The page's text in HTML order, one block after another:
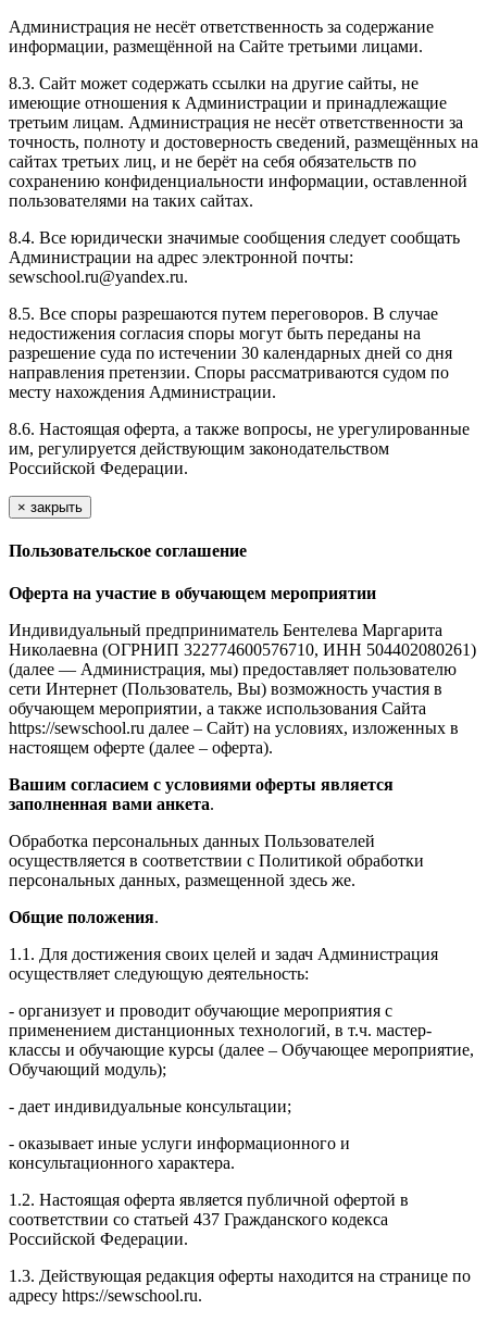
Администрация не несёт ответственность за содержание
информации, размещённой на Сайте третьими лицами.
8.3. Сайт может содержать ссылки на другие сайты, не
имеющие отношения к Администрации и принадлежащие
третьим лицам. Администрация не несёт ответственности за
точность, полноту и достоверность сведений, размещённых на
сайтах третьих лиц, и не берёт на себя обязательств по
сохранению конфиденциальности информации, оставленной
пользователями на таких сайтах.
8.4. Все юридически значимые сообщения следует сообщать
Администрации на адрес электронной почты:
sewschool.ru@yandex.ru.
8.5. Все споры разрешаются путем переговоров. В случае
недостижения согласия споры могут быть переданы на
разрешение суда по истечении 30 календарных дней со дня
направления претензии. Споры рассматриваются судом по
месту нахождения Администрации.
8.6. Настоящая оферта, а также вопросы, не урегулированные
им, регулируется действующим законодательством
Российской Федерации.
× закрыть
Пользовательское соглашение
Оферта на участие в обучающем мероприятии
Индивидуальный предприниматель Бентелева Маргарита
Николаевна (ОГРНИП 322774600576710, ИНН 504402080261)
(далее — Администрация, мы) предоставляет пользователю
сети Интернет (Пользователь, Вы) возможность участия в
обучающем мероприятии, а также использования Сайта
https://sewschool.ru далее – Сайт) на условиях, изложенных в
настоящем оферте (далее – оферта).
Вашим согласием с условиями оферты является
заполненная вами анкета.
Обработка персональных данных Пользователей
осуществляется в соответствии с Политикой обработки
персональных данных, размещенной здесь же.
Общие положения.
1.1. Для достижения своих целей и задач Администрация
осуществляет следующую деятельность:
- организует и проводит обучающие мероприятия с
применением дистанционных технологий, в т.ч. мастер-
классы и обучающие курсы (далее – Обучающее мероприятие,
Обучающий модуль);
- дает индивидуальные консультации;
- оказывает иные услуги информационного и
консультационного характера.
1.2. Настоящая оферта является публичной офертой в
соответствии со статьей 437 Гражданского кодекса
Российской Федерации.
1.3. Действующая редакция оферты находится на странице по
адресу https://sewschool.ru.